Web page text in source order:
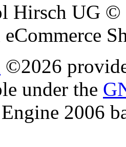
Hirsch UG ©
©2026
under the
2006